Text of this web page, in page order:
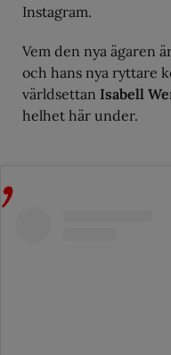
Instagram.
Vem den nya ägaren
och hans nya ryttare
världsettan Isabell
helhet här under.